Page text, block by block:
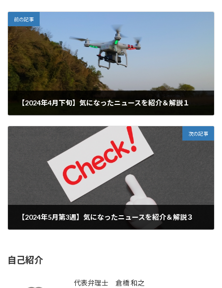
前の記事
【2024年4月下旬】気になったニュースを紹介＆解説１
次の記事
【2024年5月第3週】気になったニュースを紹介＆解説３
自己紹介
代表弁理士 倉橋 和之